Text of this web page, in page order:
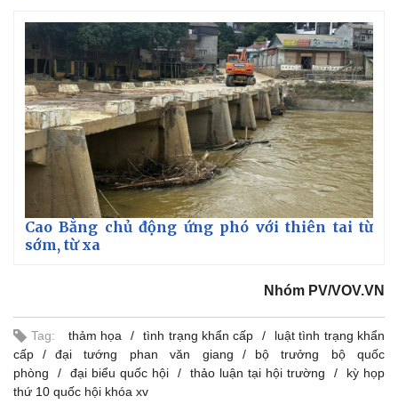
Lịch thi đấu bóng đá
Thế giới thể thao
eSports
Hậu trường
Xe máy
Tư vấn
Cao Bằng chủ động ứng phó với thiên tai từ
sớm, từ xa
Nhóm PV/VOV.VN
Tag: thảm họa tình trạng khẩn cấp
luật tình trạng khẩn
cấp
đại tướng phan văn giang
bộ trưởng bộ quốc
phòng
đại biểu quốc hội thảo luận tại hội trường
kỳ họp
thứ 10 quốc hội khóa xv